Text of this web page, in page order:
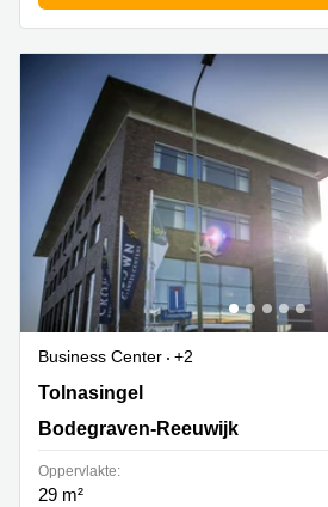
Business Center
+2
Tolnasingel 3, Bodegraven-Reeuwijk
Tolnasingel
Bodegraven-Reeuwijk
Oppervlakte:
29 m²